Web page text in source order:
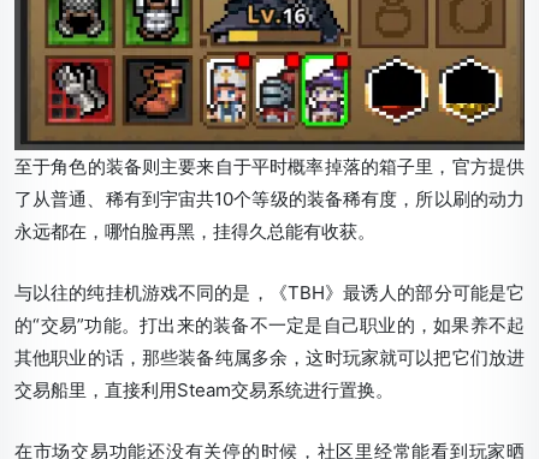
至于角色的装备则主要来自于平时概率掉落的箱子里，官方提供
了从普通、稀有到宇宙共10个等级的装备稀有度，所以刷的动力
永远都在，哪怕脸再黑，挂得久总能有收获。
与以往的纯挂机游戏不同的是，《TBH》最诱人的部分可能是它
的“交易”功能。打出来的装备不一定是自己职业的，如果养不起
其他职业的话，那些装备纯属多余，这时玩家就可以把它们放进
交易船里，直接利用Steam交易系统进行置换。
在市场交易功能还没有关停的时候，社区里经常能看到玩家晒